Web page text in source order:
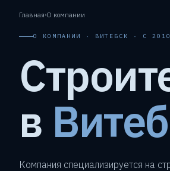
Главная›О компании
О КОМПАНИИ · ВИТЕБСК · С 2010
в
Компания специализируется на